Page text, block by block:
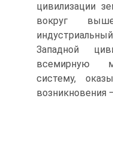
цивилизации
вокруг
Западной
всемирную
систему,
возникновения